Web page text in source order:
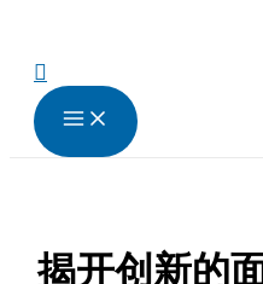
搜
索
揭开创新的